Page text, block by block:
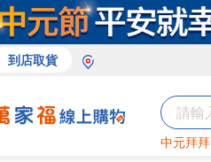
到店取貨
中元拜拜